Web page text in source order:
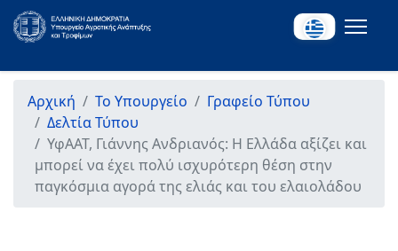
Αρχική Το Υπουργείο
Γραφείο Τύπου
Δελτία Τύπου
ΥφΑΑΤ, Γιάννης Ανδριανός: Η Ελλάδα αξίζει και
μπορεί να έχει πολύ ισχυρότερη θέση στην
παγκόσμια αγορά της ελιάς και του ελαιολάδου